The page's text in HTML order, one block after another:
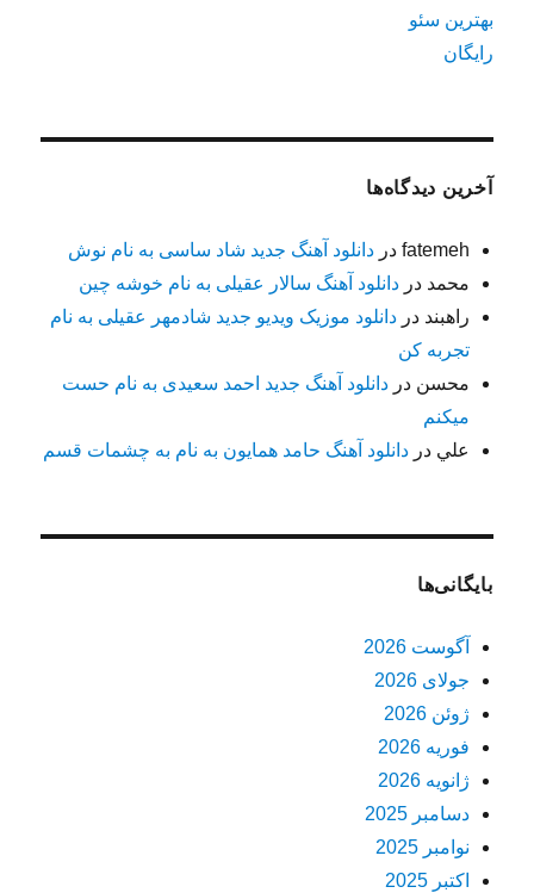
بهترین سئو
رایگان
آخرین دیدگاه‌ها
fatemeh دردانلود آهنگ جدید شاد ساسی به نام نوش
محمد دردانلود آهنگ سالار عقیلی به نام خوشه چین
راهبند دردانلود موزیک ویدیو جدید شادمهر عقیلی به نام
تجربه کن
محسن دردانلود آهنگ جدید احمد سعیدی به نام حست
میکنم
علي دردانلود آهنگ حامد همایون به نام به چشمات قسم
بایگانی‌ها
آگوست 2026
جولای 2026
ژوئن 2026
فوریه 2026
ژانویه 2026
دسامبر 2025
نوامبر 2025
اکتبر 2025